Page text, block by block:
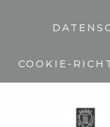
COOKIE-